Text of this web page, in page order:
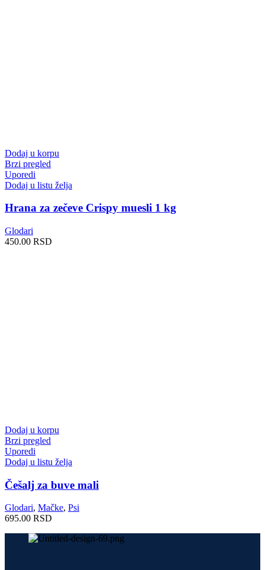
Dodaj u korpu
Brzi pregled
Uporedi
Dodaj u listu želja
Hrana za zečeve Crispy muesli 1 kg
Glodari
450.00 RSD
Dodaj u korpu
Brzi pregled
Uporedi
Dodaj u listu želja
Češalj za buve mali
Glodari, Mačke, Psi
695.00 RSD